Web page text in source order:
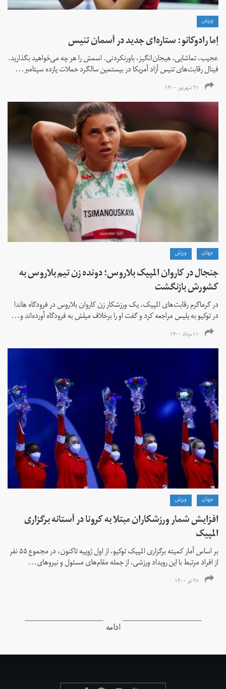
ورزش
اِما رادوکانو: ستاره‌ای جدید در آسمان تنیس
عجیب، تماشایی، هیجان‌انگیز، باورنکردنی. اسمش را هر چه می‌خواهید بگذارید.
فینال رقابت‌های تنیس آزاد آمریکا در بیستمین سالگرد حملات یازده سپتامبر...
۲۱ شهریور ۱۴۰۰
جهان ورزش
جنجال در کاروان المپیک بلاروس؛ دونده زن تیم بلاروس به
کشورش بازنگشت
در گرماگرم رقابت‌های المپیک، یک ورزشکار زن کاروان بلاروس در فرودگاه هاندا
در توکیو به پلیس مراجعه کرد و گفت او را برخلاف میلش به فرودگاه آورده‌اند و...
۱۱ مرداد ۱۴۰۰
جهان ورزش
افزایش شمار ورزشکاران مبتلا به کرونا در آستانه برگزاری
المپیک
بر اساس آمار کمیته برگزاری المپیک توکیو، از اول ژوییه تاکنون، در مجموع ۵۵ نفر
از افراد مرتبط با این رویداد ورزشی، از جمله مقام‌های مسئول و نیروهای...
۲۸ تیر ۱۴۰۰
ادامه